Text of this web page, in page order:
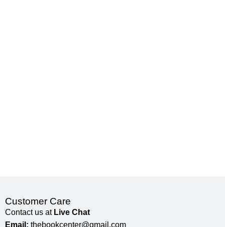
Customer Care
Contact us at Live Chat
Email: thebookcenter@gmail.com